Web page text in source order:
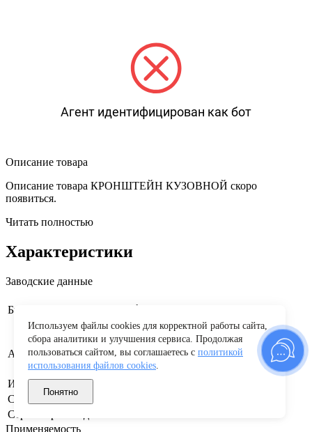
Агент идентифицирован как бот
Описание товара
Описание товара КРОНШТЕЙН КУЗОВНОЙ скоро
появиться.
Читать полностью
Характеристики
Заводские данные
Бренд Nissan
Артикул производителя 6222000Q0D
Изготовитель
Страна бренда
Страна производства
Применяемость
Используем файлы cookies для корректной работы сайта,
сбора аналитики и улучшения сервиса. Продолжая
пользоваться сайтом, вы соглашаетесь с политикой
использования файлов cookies.
Понятно